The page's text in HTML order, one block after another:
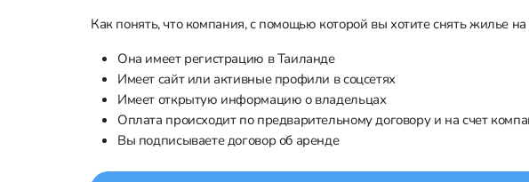
Как понять, что компания, с помощью которой вы хотите снять жилье
Она имеет регистрацию в Таиланде
Имеет сайт или активные профили в соцсетях
Имеет открытую информацию о владельцах
Оплата происходит по предварительному договору и на счет
Вы подписываете договор об аренде